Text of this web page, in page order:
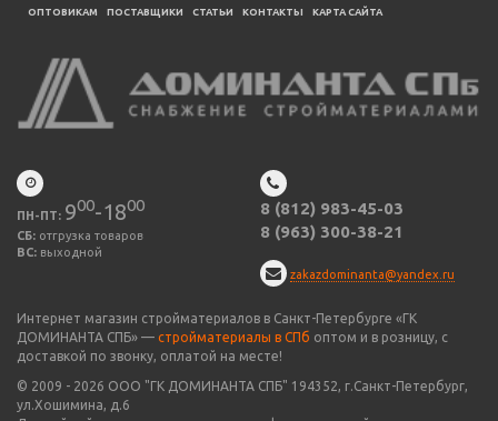
ОПТОВИКАМ ПОСТАВЩИКИ CТАТЬИ КОНТАКТЫ КАРТА САЙТА
ПН-ПТ: 900-1800
СБ: отгрузка товаров
ВС: выходной
8 (812) 983-45-03
8 (963) 300-38-21
zakazdominanta@yandex.ru
Интернет магазин стройматериалов в Санкт-Петербурге «ГК
ДОМИНАНТА СПБ» — стройматериалы в СПб оптом и в розницу, с
доставкой по звонку, оплатой на месте!
© 2009 - 2026 ООО "ГК ДОМИНАНТА СПБ" 194352, г.Санкт-Петербург,
ул.Хошимина, д.6